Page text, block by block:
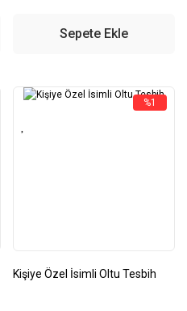
Sepete Ekle
%1
Kişiye Özel İsimli Oltu Tesbih